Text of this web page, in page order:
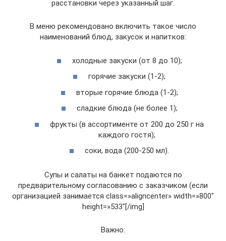
расстановки через указанный шаг.
В меню рекомендовано включить такое число
наименований блюд, закусок и напитков:
холодные закуски (от 8 до 10);
горячие закуски (1-2);
вторые горячие блюда (1-2);
сладкие блюда (не более 1);
фрукты (в ассортименте от 200 до 250 г на
каждого гостя);
соки, вода (200-250 мл).
Супы и салаты на банкет подаются по
предварительному согласованию с заказчиком (если
организацией занимается class=»aligncenter» width=»800″
height=»533″[/img]
Важно: